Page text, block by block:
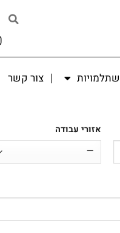
צור קשר
אזורי עבודה